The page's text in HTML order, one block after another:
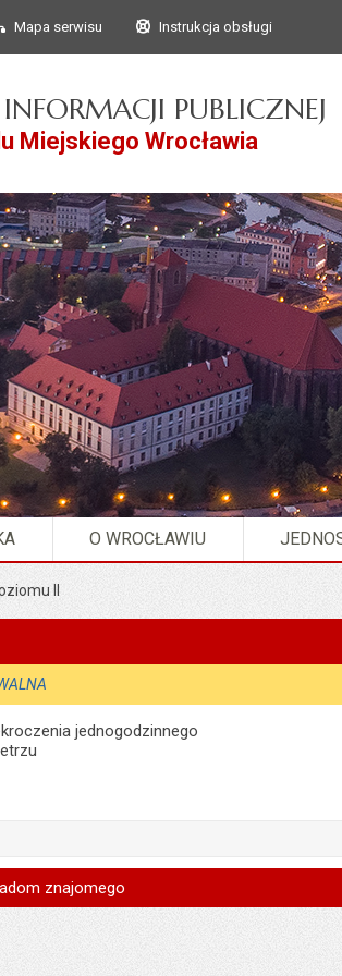
Przejdź do głównego
Przejdź do treści
Mapa serwisu Instrukcja obsługi
PUBLICZNEJ
Miejskiego Wrocławia
O WROCŁAWIU
II
jednogodzinnego
14.08.2025
Bartłomiej Bajak
Pole wymagane
znajomego